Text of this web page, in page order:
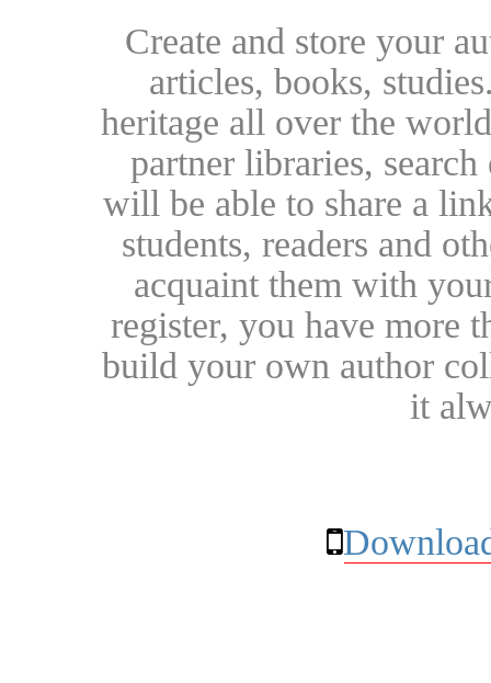
Create and store your
articles, books,
heritage all over the
partner libraries,
will be able to share a
students, readers and
acquaint them with
register, you have more
build your own author
it